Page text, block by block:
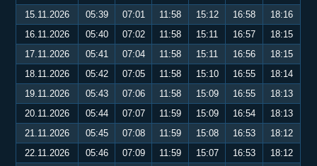
15.11.2026
05:39 07:01 11:58 15:12 16:58
18:16
16.11.2026
05:40 07:02 11:58 15:11 16:57
18:15
17.11.2026
05:41 07:04 11:58 15:11 16:56
18:15
18.11.2026
05:42 07:05 11:58 15:10 16:55
18:14
19.11.2026
05:43 07:06 11:58 15:09 16:55
18:13
20.11.2026
05:44 07:07 11:59 15:09 16:54
18:13
21.11.2026
05:45 07:08 11:59 15:08 16:53
18:12
22.11.2026
05:46 07:09 11:59 15:07 16:53
18:12